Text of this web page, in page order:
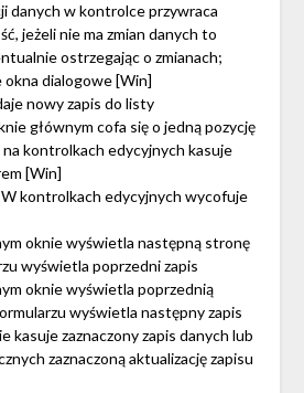
danych w kontrolce przywraca
jeżeli nie ma zmian danych to
ostrzegając o zmianach;
okna dialogowe [Win]
nowy zapis do listy
głównym cofa się o jedną pozycję
na kontrolkach edycyjnych kasuje
[Win]
kontrolkach edycyjnych wycofuje
oknie wyświetla następną stronę
wyświetla poprzedni zapis
oknie wyświetla poprzednią
wyświetla następny zapis
kasuje zaznaczony zapis danych lub
zaznaczoną aktualizację zapisu